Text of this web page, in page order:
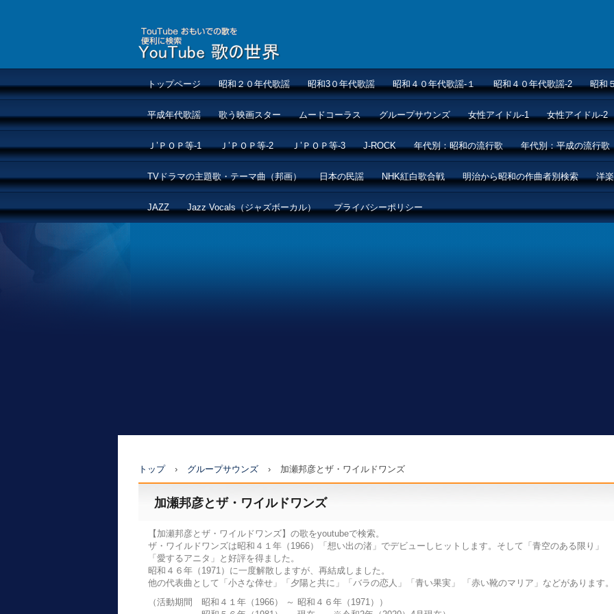
トップページ 昭和２０年代歌謡 昭和3０年代歌謡 昭和４０年代歌謡-１ 昭和４０年代歌謡-2 昭和
平成年代歌謡 歌う映画スター ムードコーラス グループサウンズ 女性アイドル-1 女性アイドル-2
Ｊ’ＰＯＰ等-1 Ｊ’ＰＯＰ等-2 Ｊ’ＰＯＰ等-3 J-ROCK 年代別：昭和の流行歌 年代別：平成の流行歌
TVドラマの主題歌・テーマ曲（邦画） 日本の民謡 NHK紅白歌合戦 明治から昭和の作曲者別検索 洋
JAZZ Jazz Vocals（ジャズボーカル） プライバシーポリシー
トップ › グループサウンズ › 加瀬邦彦とザ・ワイルドワンズ
加瀬邦彦とザ・ワイルドワンズ
【加瀬邦彦とザ・ワイルドワンズ】の歌をyoutubeで検索。
ザ・ワイルドワンズは昭和４１年（1966）「想い出の渚」でデビューしヒットします。そして「青空のある限り」
「愛するアニタ」と好評を得ました。
昭和４６年（1971）に一度解散しますが、再結成しました。
他の代表曲として「小さな倖せ」「夕陽と共に」「バラの恋人」「青い果実」 「赤い靴のマリア」などがあります。
（活動期間 昭和４１年（1966） ～ 昭和４６年（1971））